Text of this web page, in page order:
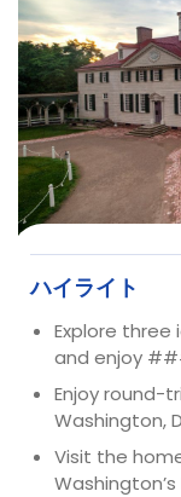
ハイライト
Explore
and enjoy
Enjoy round-
Washington,
Visit the